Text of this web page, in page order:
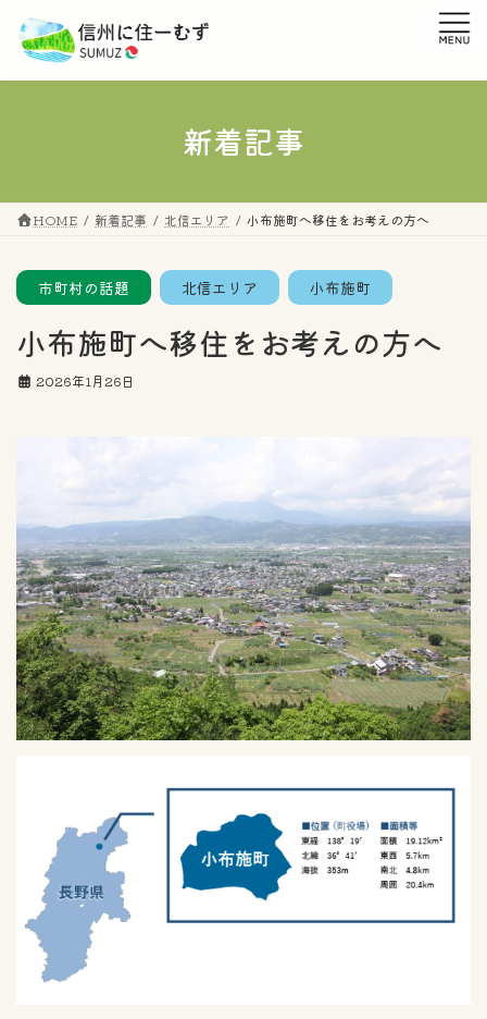
ン
プ
ー
動
新着記事
HOME 新着記事 北信エリア 小布施町へ移住をお考えの方へ
小布施町へ移住をお考えの方へ
2026年1月26日
北信エリア 小布施町
市町村の話題